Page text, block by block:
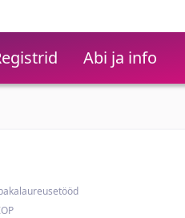
Abi ja info